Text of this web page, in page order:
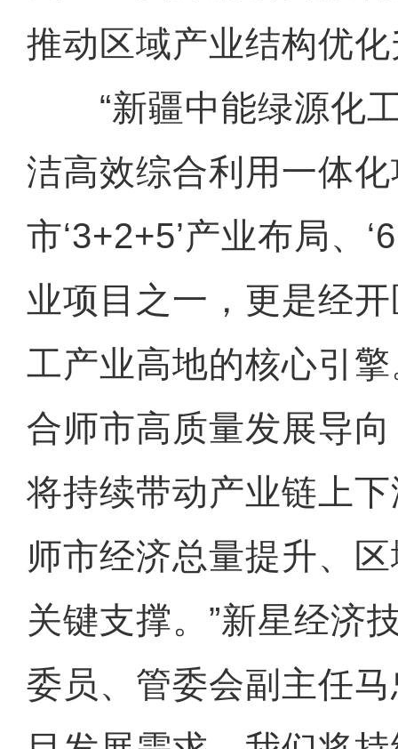
推动区域产业结构优
“新疆中能绿源化工
洁高效综合利用一体
市‘3+2+5’产业布局、
业项目之一，更是经
工产业高地的核心引
合师市高质量发展导向
将持续带动产业链上
师市经济总量提升、
关键支撑。”新星经济
委员、管委会副主任